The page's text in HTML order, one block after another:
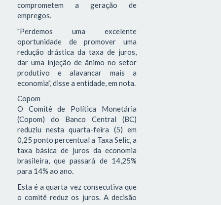
comprometem a geração de
empregos.
"Perdemos uma excelente
oportunidade de promover uma
redução drástica da taxa de juros,
dar uma injeção de ânimo no setor
produtivo e alavancar mais a
economia", disse a entidade, em nota.
Copom
O Comitê de Política Monetária
(Copom) do Banco Central (BC)
reduziu nesta quarta-feira (5) em
0,25 ponto percentual a Taxa Selic, a
taxa básica de juros da economia
brasileira, que passará de 14,25%
para 14% ao ano.
Esta é a quarta vez consecutiva que
o comitê reduz os juros. A decisão